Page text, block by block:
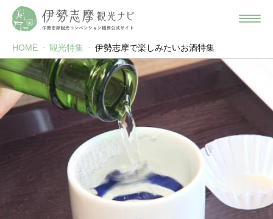
HOME 観光特集 伊勢志摩で楽しみたいお酒特集